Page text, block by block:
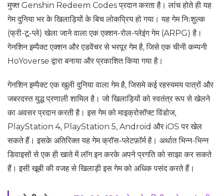
मुफ्त Genshin Redeem Codes प्रदान करता है। लांच होते ही यह
गेम दुनिया भर के खिलाड़ियों के बिच लोकप्रिय हो गया। यह गेम निःशुल्क
(फ्री-टू-प्ले) खेला जाने वाला एक एक्शन-रोल-प्लेइंग गेम (ARPG) है।
गेनशिन इम्पैक्ट एक्शन और एडवेंचर से भरपूर गेम है, जिसे एक चीनी कम्पनी
HoYoverse द्वारा बनाया और प्रकाशित किया गया है।
गेनशिन इम्पैक्ट एक खुली दुनिया वाला गेम है, जिसमे कई रहस्यमय पात्रों और
जबरदस्त युद्ध प्रणाली शामिल है। जो खिलाड़ियों को स्वतंत्र रूप से खेलने
का अवसर प्रदान करती है। इस गेम को माइक्रोसॉफ्ट विंडोज,
PlayStation 4, PlayStation 5, Android और iOS पर खेल
सकते हैं। इसके अतिरिक्त यह गेम क्रॉस-प्लेटफ़ॉर्म है। अर्थात भिन्न-भिन्न
डिवाइसों से एक ही खाते में लॉग इन करके अपने प्रगति को साझा कर सकते
हैं। इसी खूबी की वजह से खिलाड़ी इस गेम को अधिक पसंद करते हैं।